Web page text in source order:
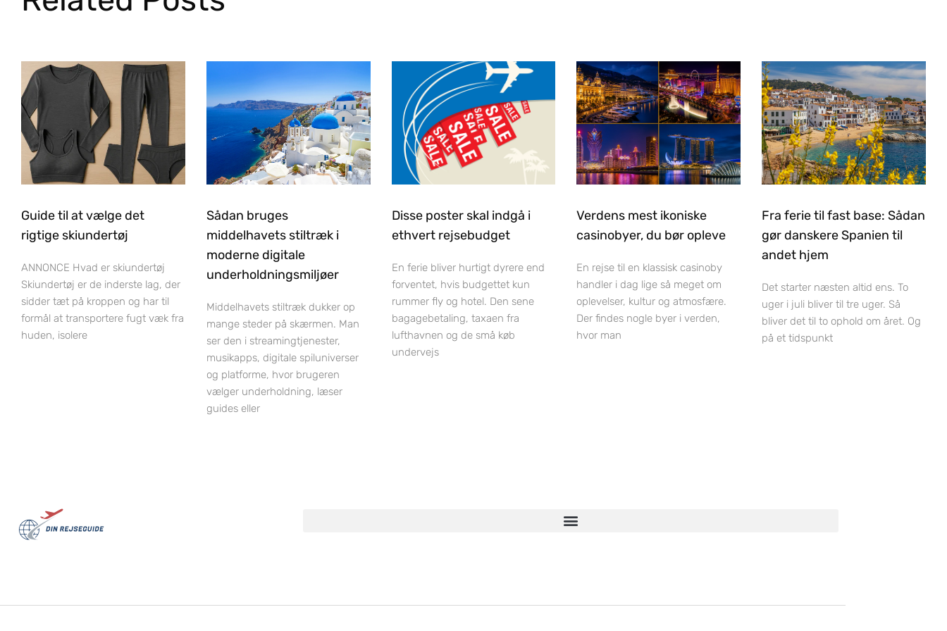
Guide til at vælge det
rigtige skiundertøj
ANNONCE Hvad er skiundertøj
Skiundertøj er de inderste lag, der
sidder tæt på kroppen og har til
formål at transportere fugt væk fra
huden, isolere
Sådan bruges
middelhavets stiltræk i
moderne digitale
underholdningsmiljøer
Middelhavets stiltræk dukker op
mange steder på skærmen. Man
ser den i streamingtjenester,
musikapps, digitale spiluniverser
og platforme, hvor brugeren
vælger underholdning, læser
guides eller
Disse poster skal indgå i
ethvert rejsebudget
En ferie bliver hurtigt dyrere end
forventet, hvis budgettet kun
rummer fly og hotel. Den sene
bagagebetaling, taxaen fra
lufthavnen og de små køb
undervejs
Verdens mest ikoniske
casinobyer, du bør opleve
En rejse til en klassisk casinoby
handler i dag lige så meget om
oplevelser, kultur og atmosfære.
Der findes nogle byer i verden,
hvor man
Fra ferie til fast base: Sådan
gør danskere Spanien til
andet hjem
Det starter næsten altid ens. To
uger i juli bliver til tre uger. Så
bliver det til to ophold om året. Og
på et tidspunkt